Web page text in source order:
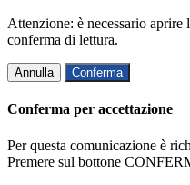
Attenzione: è necessario aprire
conferma di lettura.
Annulla Conferma
Conferma per accettazione
Per questa comunicazione è
Premere sul bottone